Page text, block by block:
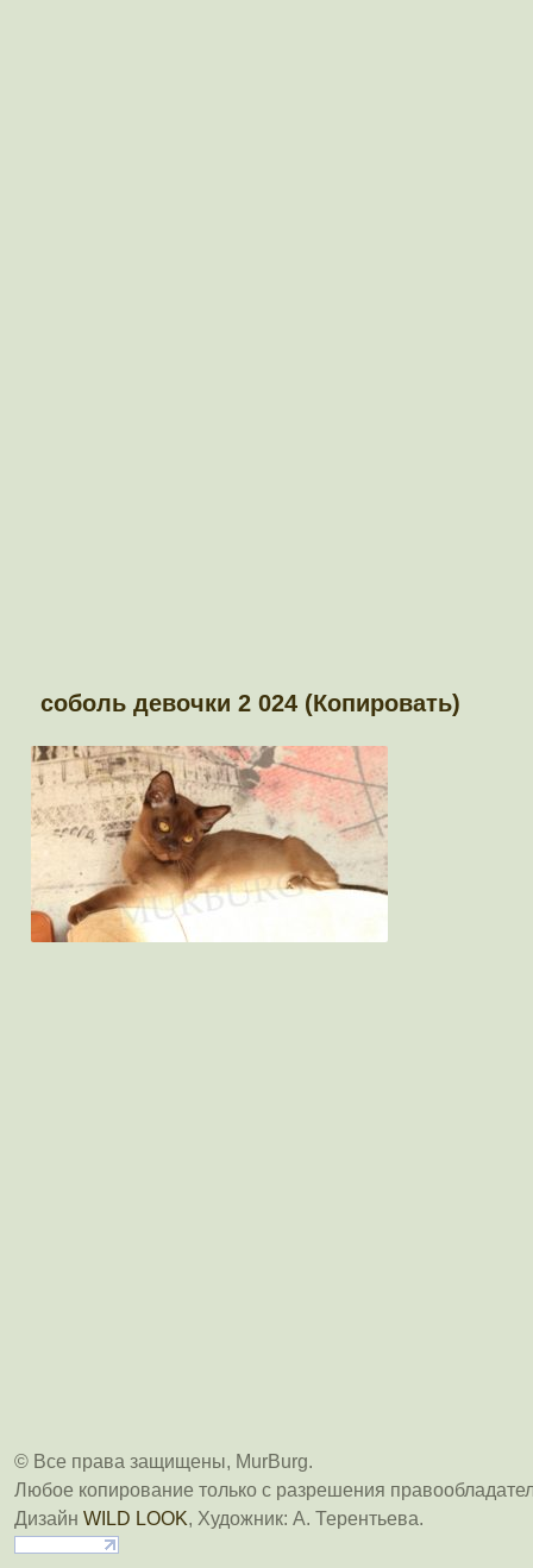
соболь девочки 2 024 (Копировать)
© Все права защищены, MurBurg.
Любое копирование только с разрешения
Дизайн WILD LOOK, Художник: А. Терентьева.